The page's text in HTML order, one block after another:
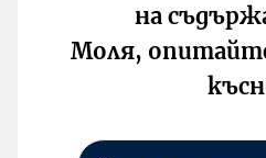
на
Моля,